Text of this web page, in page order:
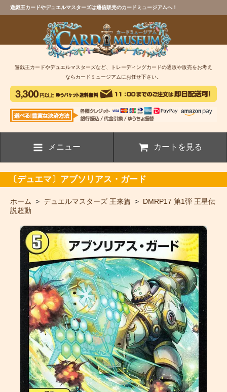
遊戯王カードやデュエルマスターズは通信販売のカードミュージアムへ！
遊戯王カードやデュエルマスターズなど、トレーディングカードの通販や販売をお考え
ならカードミュージアムにお任せ下さい。
メニュー カートを見る
〔デュエマ〕アブソリアス・ガード
ホーム > デュエルマスターズ 王来篇 > DMRP17 第1弾 王星伝
説超動